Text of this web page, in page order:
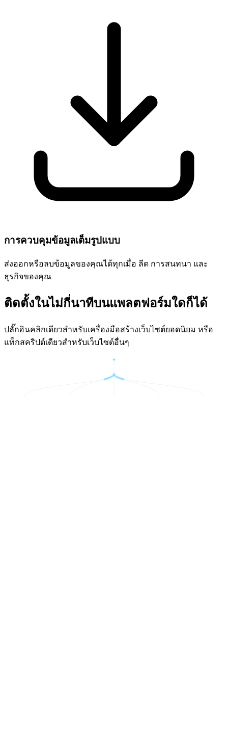
การควบคุมข้อมูลเต็มรูปแบบ
ส่งออกหรือลบข้อมูลของคุณได้ทุกเมื่อ ลีด การสนทนา และ
ธุรกิจของคุณ
ติดตั้งในไม่กี่นาทีบนแพลตฟอร์มใดก็ได้
ปลั๊กอินคลิกเดียวสำหรับเครื่องมือสร้างเว็บไซต์ยอดนิยม หรือ
แท็กสคริปต์เดียวสำหรับเว็บไซต์อื่นๆ